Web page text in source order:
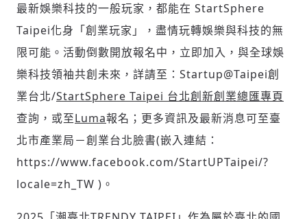
登入或註冊
輸入 Email 驗證碼
最新娛樂科技的一般玩家，都能在 StartSphere
Taipei化身「創業玩家」，盡情玩轉娛樂與科技的無
限可能。活動倒數開放報名中，立即加入，與全球娛
樂科技領袖共創未來，詳請至：Startup@Taipei創
業台北/StartSphere Taipei 台北創新創業總匯專頁
查詢，或至Luma報名；更多資訊及最新消息可至臺
北市產業局－創業台北臉書(嵌入連結：
https://www.facebook.com/StartUPTaipei/?
locale=zh_TW )。